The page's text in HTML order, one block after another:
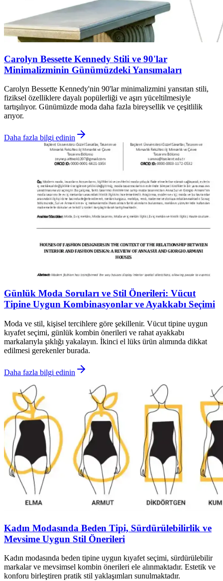
Carolyn Bessette Kennedy Stili ve 90'lar
Minimalizminin Günümüzdeki Yansımaları
Carolyn Bessette Kennedy'nin 90'lar minimalizmini yansıtan stili,
fiziksel özelliklere dayalı popülerliği ve aşırı yüceltilmesiyle
tartışılıyor. Günümüzde moda daha fazla bireysellik ve çeşitlilik
arıyor.
Daha fazla bilgi edinin
Günlük Moda Soruları ve Stil Önerileri: Vücut
Tipine Uygun Kombinasyonlar ve Ayakkabı Seçimi
Moda ve stil, kişisel tercihlere göre şekillenir. Vücut tipine uygun
kıyafet seçimi, günlük kombin önerileri ve rahat ayakkabı
markalarıyla şıklığı yakalayın. İkinci el lüks ürün alımında dikkat
edilmesi gerekenler burada.
Daha fazla bilgi edinin
Kadın Modasında Beden Tipi, Sürdürülebilirlik ve
Mevsime Uygun Stil Önerileri
Kadın modasında beden tipine uygun kıyafet seçimi, sürdürülebilir
markalar ve mevsimsel kombin önerileri ele alınmaktadır. Estetik ve
konforu birleştiren pratik stil yaklaşımları sunulmaktadır.